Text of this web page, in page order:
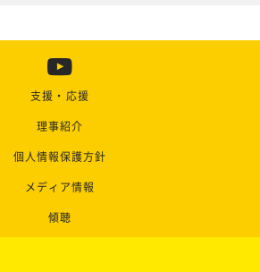
支援・応援
理事紹介
個人情報保護方針
メディア情報
傾聴